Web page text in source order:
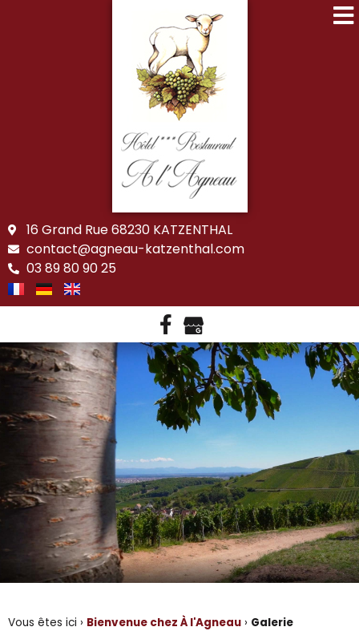
16 Grand Rue 68230 KATZENTHAL
contact@agneau-katzenthal.com
03 89 80 90 25
Vous êtes ici › Bienvenue chez À l'Agneau › Galerie